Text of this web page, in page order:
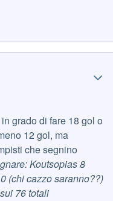
grado di fare 18 gol o
12 gol, ma
che segnino
Koutsopias 8
(chi cazzo saranno??)
76 totali